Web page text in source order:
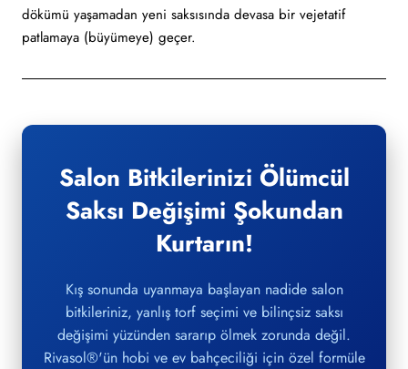
dökümü yaşamadan yeni saksısında devasa bir vejetatif
patlamaya (büyümeye) geçer.
Salon Bitkilerinizi Ölümcül
Saksı Değişimi Şokundan
Kurtarın!
Kış sonunda uyanmaya başlayan nadide salon
bitkileriniz, yanlış torf seçimi ve bilinçsiz saksı
değişimi yüzünden sararıp ölmek zorunda değil.
Rivasol®'ün hobi ve ev bahçeciliği için özel formüle